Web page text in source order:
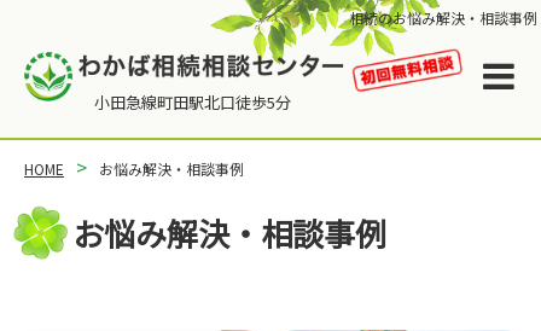
相続のお悩み解決・相談事例
HOME お悩み解決・相談事例
お悩み解決・相談事例